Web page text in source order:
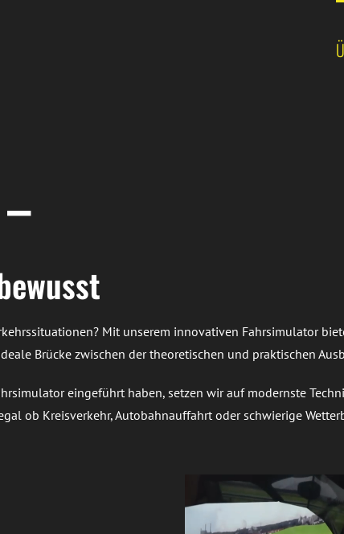
Mit unserem innovativen Fahrsimulator
Brücke zwischen der theoretischen und praktischen
eingeführt haben, setzen wir auf modernste
ob Kreisverkehr, Autobahnauffahrt oder schwierige